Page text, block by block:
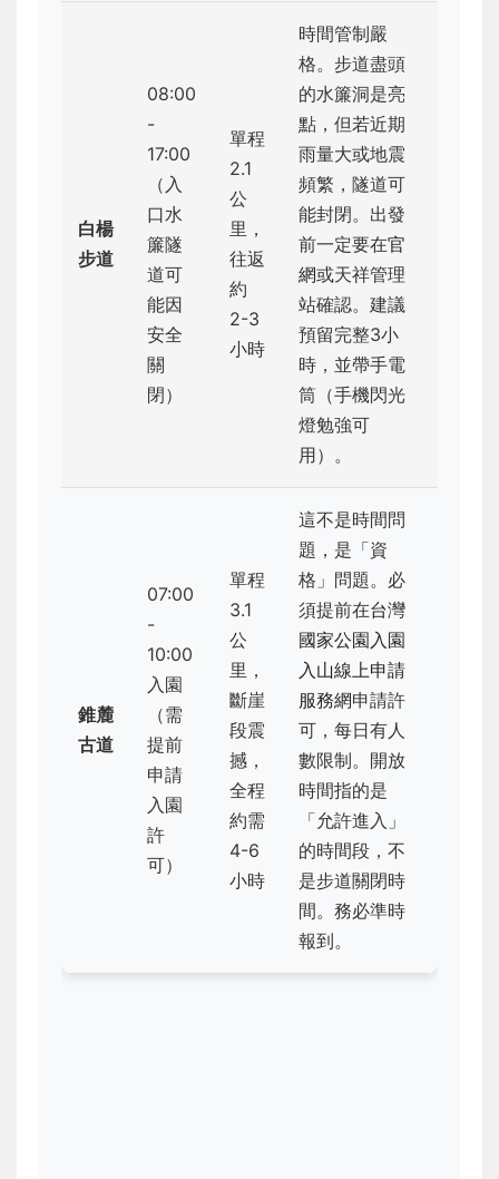
白楊
步道
08:00
-
17:00
（入
口水
簾隧
道可
能因
安全
關
閉）
單程
2.1
公
里，
往返
約
2-3
小時
時間管制嚴
格。步道盡頭
的水簾洞是亮
點，但若近期
雨量大或地震
頻繁，隧道可
能封閉。出發
前一定要在官
網或天祥管理
站確認。建議
預留完整3小
時，並帶手電
筒（手機閃光
燈勉強可
用）。
錐麓
古道
07:00
-
10:00
入園
（需
提前
申請
入園
許
可）
單程
3.1
公
里，
斷崖
段震
撼，
全程
約需
4-6
小時
這不是時間問
題，是「資
格」問題。必
須提前在台灣
國家公園入園
入山線上申請
服務網申請許
可，每日有人
數限制。開放
時間指的是
「允許進入」
的時間段，不
是步道關閉時
間。務必準時
報到。